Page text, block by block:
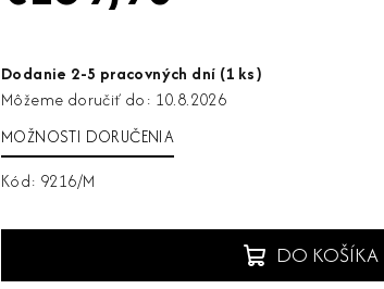
cena:
Dodanie 2-5 pracovných dní (1 ks)
Môžeme doručiť do: 10.8.2026
MOŽNOSTI DORUČENIA
Kód: 9216/M
DO KOŠÍKA